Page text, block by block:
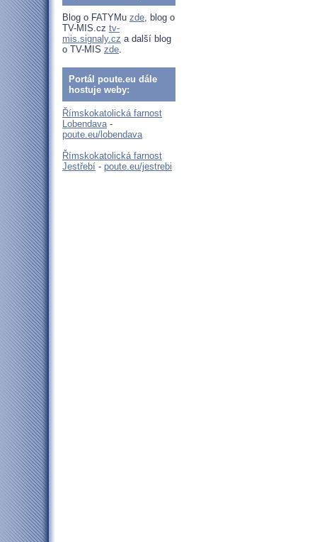
Blog o FATYMu zde, blog o
TV-MIS.cz tv-
mis.signaly.cz a další blog
o TV-MIS zde.
Portál poute.eu dále
hostuje weby:
Římskokatolická farnost
Lobendava-
poute.eu/lobendava
Římskokatolická farnost
Jestřebí - poute.eu/jestrebi